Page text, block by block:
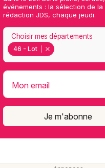
événements : la sélection de la
rédaction JDS, chaque jeudi.
46 - Lot
Choisir mes départements
Mon email
Je m'abonne